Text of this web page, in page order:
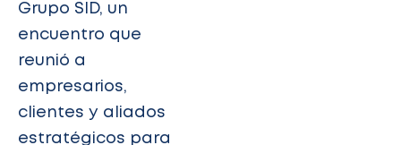
Grupo SID, un
encuentro que
reunió a
empresarios,
clientes y aliados
estratégicos para